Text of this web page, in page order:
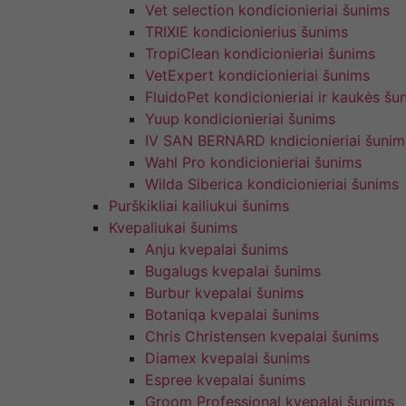
Vet selection kondicionieriai šunims
TRIXIE kondicionierius šunims
TropiClean kondicionieriai šunims
VetExpert kondicionieriai šunims
FluidoPet kondicionieriai ir kaukės
Yuup kondicionieriai šunims
IV SAN BERNARD kndicionieriai
Wahl Pro kondicionieriai šunims
Wilda Siberica kondicionieriai šunims
Purškikliai kailiukui šunims
Kvepaliukai šunims
Anju kvepalai šunims
Bugalugs kvepalai šunims
Burbur kvepalai šunims
Botaniqa kvepalai šunims
Chris Christensen kvepalai šunims
Diamex kvepalai šunims
Espree kvepalai šunims
Groom Professional kvepalai šunims